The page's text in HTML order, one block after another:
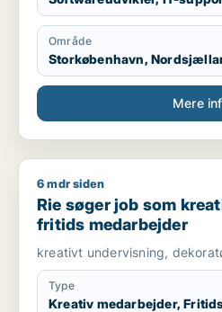
Område
Storkøbenhavn,
Mere
Rie søger job som kreativ
6 mdr siden
Rie søger job som
fritids medarbejder
kreativt undervisning,
Type
Kreativ medarbejder,